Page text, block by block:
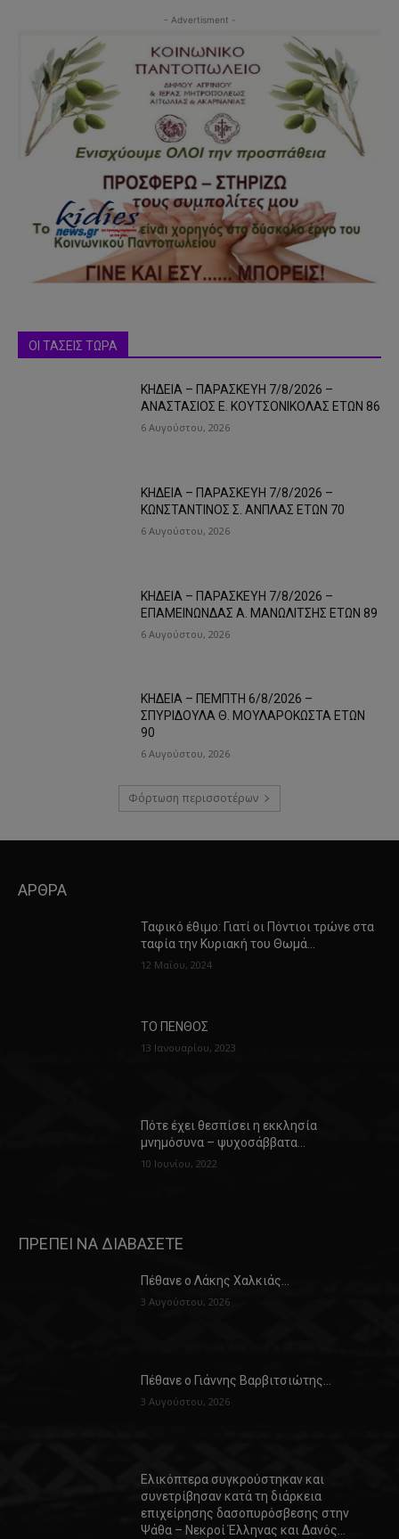
- Advertisment -
ΟΙ ΤΑΣΕΙΣ ΤΩΡΑ
ΚΗΔΕΙΑ – ΠΑΡΑΣΚΕΥΗ 7/8/2026 –
ΑΝΑΣΤΑΣΙΟΣ Ε. ΚΟΥΤΣΟΝΙΚΟΛΑΣ ΕΤΩΝ 86
6 Αυγούστου, 2026
ΚΗΔΕΙΑ – ΠΑΡΑΣΚΕΥΗ 7/8/2026 –
ΚΩΝΣΤΑΝΤΙΝΟΣ Σ. ΑΝΠΛΑΣ ΕΤΩΝ 70
6 Αυγούστου, 2026
ΚΗΔΕΙΑ – ΠΑΡΑΣΚΕΥΗ 7/8/2026 –
ΕΠΑΜΕΙΝΩΝΔΑΣ Α. ΜΑΝΩΛΙΤΣΗΣ ΕΤΩΝ 89
6 Αυγούστου, 2026
ΚΗΔΕΙΑ – ΠΕΜΠΤΗ 6/8/2026 –
ΣΠΥΡΙΔΟΥΛΑ Θ. ΜΟΥΛΑΡΟΚΩΣΤΑ ΕΤΩΝ
90
6 Αυγούστου, 2026
Φόρτωση περισσοτέρων
ΑΡΘΡΑ
Ταφικό έθιμο: Γιατί οι Πόντιοι τρώνε στα
ταφία την Κυριακή του Θωμά…
12 Μαΐου, 2024
ΤΟ ΠΕΝΘΟΣ
13 Ιανουαρίου, 2023
Πότε έχει θεσπίσει η εκκλησία
μνημόσυνα – ψυχοσάββατα…
10 Ιουνίου, 2022
ΠΡΕΠΕΙ ΝΑ ΔΙΑΒΑΣΕΤΕ
Πέθανε ο Λάκης Χαλκιάς…
3 Αυγούστου, 2026
Πέθανε ο Γιάννης Βαρβιτσιώτης…
3 Αυγούστου, 2026
Ελικόπτερα συγκρούστηκαν και
συνετρίβησαν κατά τη διάρκεια
επιχείρησης δασοπυρόσβεσης στην
Ψάθα – Νεκροί Έλληνας και Δανός…